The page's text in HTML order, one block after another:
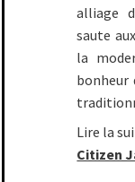
alliage
saute
la
bonheur
Lire la
Citizen